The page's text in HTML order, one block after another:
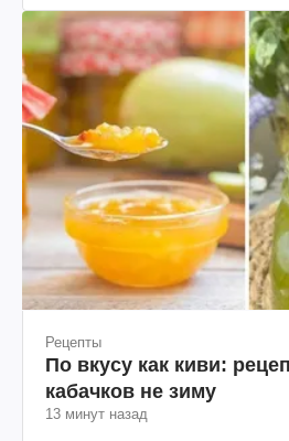
Рецепты
По вкусу как киви:
кабачков не зиму
13 минут назад